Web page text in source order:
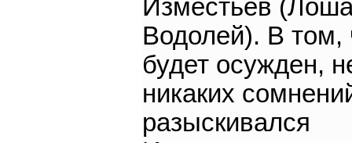
Изместьев
Водолей). В том,
будет осужден,
никаких
разыскивался